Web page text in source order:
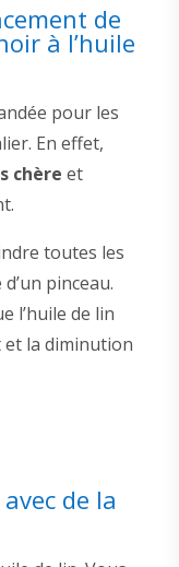
de
à l’huile
pour les
En effet,
chère et
toutes les
pinceau.
l’huile de lin
et la diminution
de la